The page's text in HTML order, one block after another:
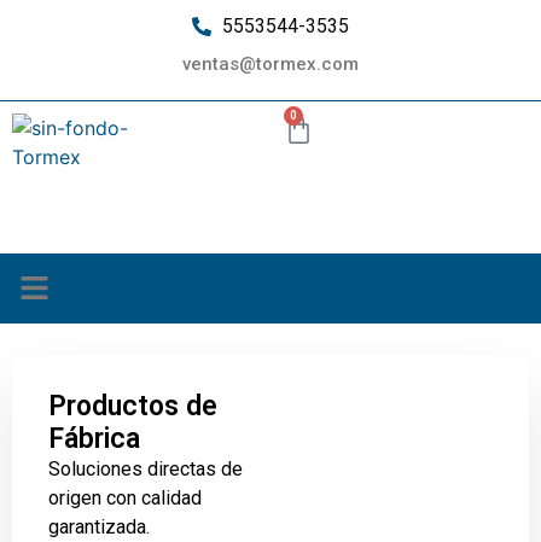
5553544-3535
ventas@tormex.com
0
Productos de
Fábrica
Soluciones directas de
origen con calidad
garantizada.